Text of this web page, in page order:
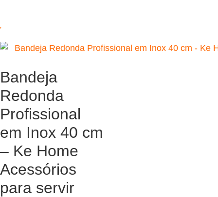
Bandeja
Redonda
Profissional
em Inox 40 cm
– Ke Home
Acessórios
para servir